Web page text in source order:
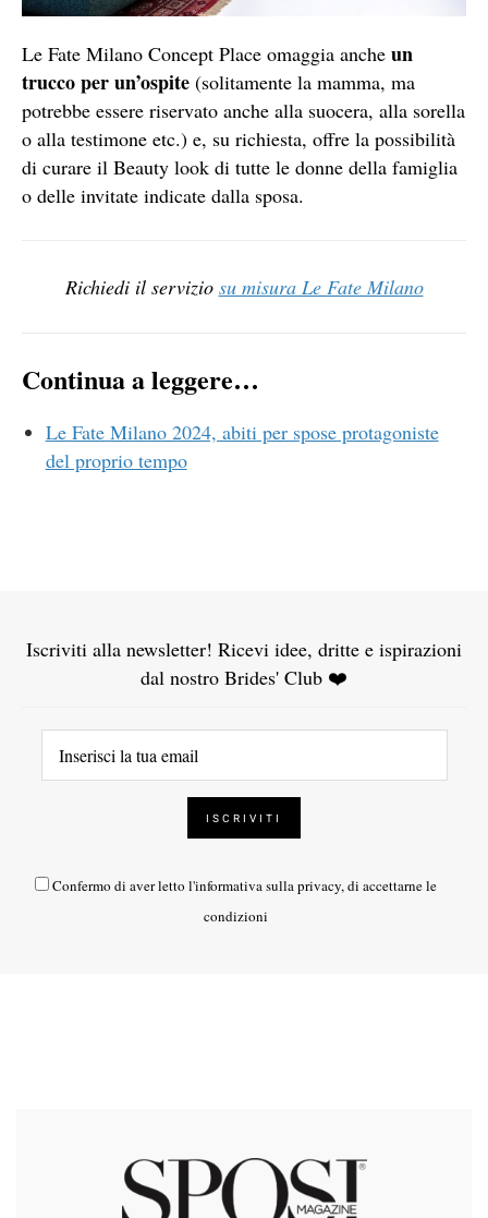
Le Fate Milano Concept Place omaggia anche un
trucco per un’ospite (solitamente la mamma, ma
potrebbe essere riservato anche alla suocera, alla sorella
o alla testimone etc.) e, su richiesta, offre la possibilità
di curare il Beauty look di tutte le donne della famiglia
o delle invitate indicate dalla sposa.
Richiedi il servizio su misura Le Fate Milano
Continua a leggere…
Le Fate Milano 2024, abiti per spose protagoniste
del proprio tempo
Iscriviti alla newsletter! Ricevi idee, dritte e ispirazioni
dal nostro Brides' Club ❤️
Confermo di aver letto l'informativa sulla privacy, di accettarne le
condizioni